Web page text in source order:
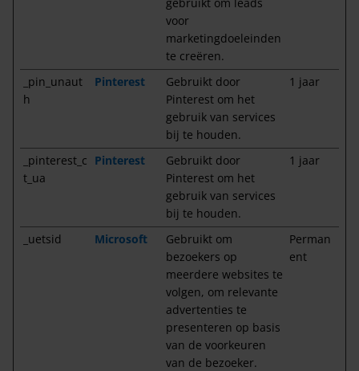
voor
marketingdoeleinden
te creëren.
_pin_unaut
h
Pinterest
Gebruikt door
Pinterest om het
gebruik van services
bij te houden.
1 jaar
_pinterest_c
t_ua
Pinterest
Gebruikt door
Pinterest om het
gebruik van services
bij te houden.
1 jaar
_uetsid Microsoft
Gebruikt om
bezoekers op
meerdere websites te
volgen, om relevante
advertenties te
presenteren op basis
van de voorkeuren
van de bezoeker.
Perman
ent